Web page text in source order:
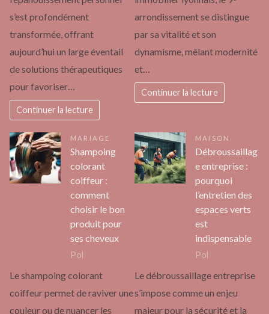
s’est profondément
transformée, offrant
aujourd’hui un large éventail
de solutions thérapeutiques
pour favoriser…
Continuer la lecture
arrondissement se distingue
par sa vitalité et son
dynamisme, mêlant modernité
et…
Continuer la lecture
MARIAGE
Shampoing
colorant
coiffeur :
comment
choisir le bon
produit pour
ses cheveux
Pol
Le shampoing colorant
coiffeur permet de raviver une
couleur ou de nuancer les
MAISON
Débroussaillag
e entreprise :
pourquoi
l’entretien des
espaces verts
est
indispensable
Pol
Le débroussaillage entreprise
s’impose comme un enjeu
majeur pour la sécurité et la